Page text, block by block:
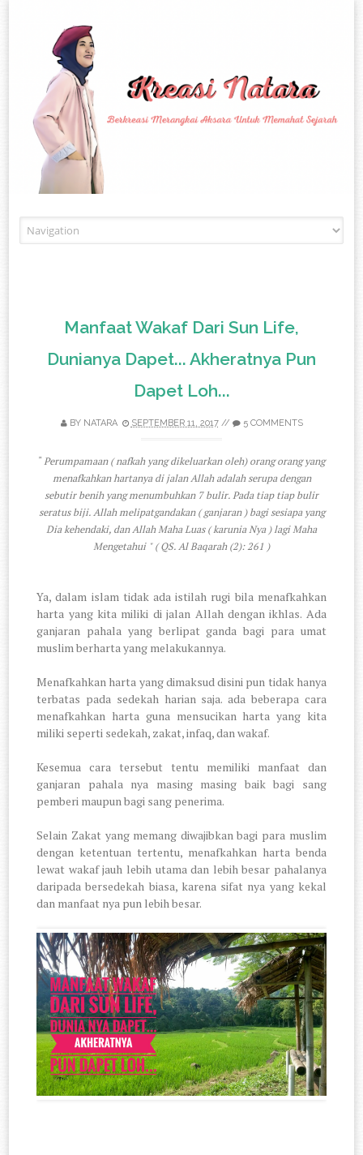
Manfaat Wakaf Dari Sun Life,
Dunianya Dapet... Akheratnya Pun
Dapet Loh...
BY NATARA SEPTEMBER 11, 2017// 5 COMMENTS
"Perumpamaan ( nafkah yang dikeluarkan oleh) orang orang yang
menafkahkan hartanya di jalan Allah adalah serupa dengan
sebutir benih yang menumbuhkan 7 bulir. Pada tiap tiap bulir
seratus biji. Allah melipatgandakan ( ganjaran ) bagi sesiapa yang
Dia kehendaki, dan Allah Maha Luas ( karunia Nya ) lagi Maha
Mengetahui " ( QS. Al Baqarah (2): 261 )
Ya, dalam islam tidak ada istilah rugi bila menafkahkan
harta yang kita miliki di jalan Allah dengan ikhlas. Ada
ganjaran pahala yang berlipat ganda bagi para umat
muslim berharta yang melakukannya.
Menafkahkan harta yang dimaksud disini pun tidak hanya
terbatas pada sedekah harian saja. ada beberapa cara
menafkahkan harta guna mensucikan harta yang kita
miliki seperti sedekah, zakat, infaq, dan wakaf.
Kesemua cara tersebut tentu memiliki manfaat dan
ganjaran pahala nya masing masing baik bagi sang
pemberi maupun bagi sang penerima.
Selain Zakat yang memang diwajibkan bagi para muslim
dengan ketentuan tertentu, menafkahkan harta benda
lewat wakaf jauh lebih utama dan lebih besar pahalanya
daripada bersedekah biasa, karena sifat nya yang kekal
dan manfaat nya pun lebih besar.